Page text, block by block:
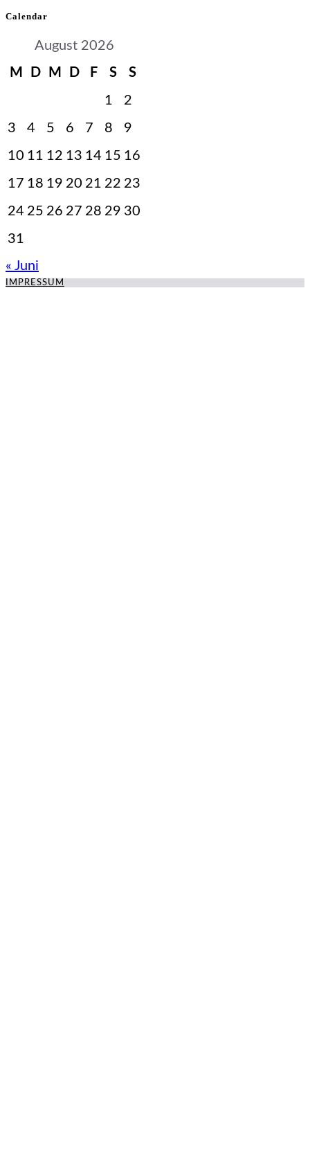
Calendar
August 2026
M
D M D F S
S
1
2
3
4 5 6 7 8
9
10 11 12 13 14 15 16
17 18 19 20 21 22 23
24 25 26 27 28 29 30
31
« Juni
IMPRESSUM